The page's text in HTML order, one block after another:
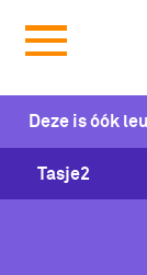
Deze is óók
Tasje2